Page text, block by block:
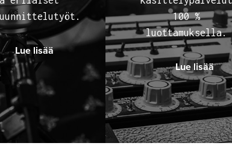
Lue lisää
100 %
luottamuksella.
Lue lisää